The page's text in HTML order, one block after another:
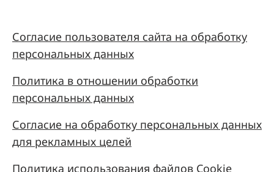
Согласие пользователя сайта на обработку
персональных данных
Политика в отношении обработки
персональных данных
Согласие на обработку персональных данных
для рекламных целей
Политика использования файлов Cookie